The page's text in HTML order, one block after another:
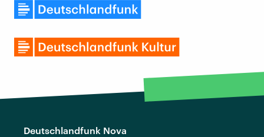
Deutschlandfunk Nova